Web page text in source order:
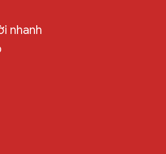
nhanh